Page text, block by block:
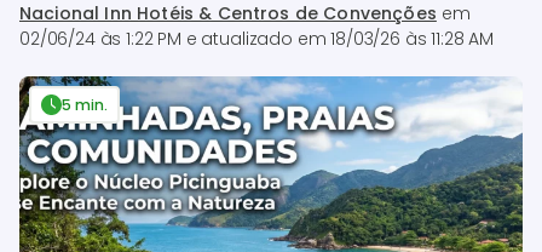
Nacional Inn Hotéis & Centros de Convenções em
02/06/24 às 1:22 PM e atualizado em18/03/26 às 11:28 AM
5 min.